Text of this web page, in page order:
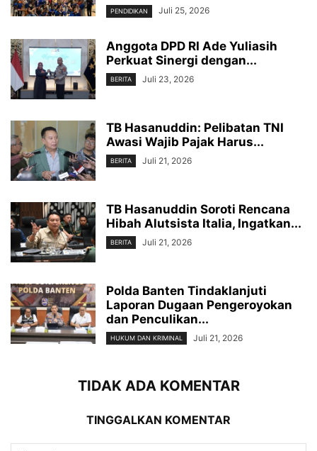
PENDIDIKAN Juli 25, 2026
Anggota DPD RI Ade Yuliasih
Perkuat Sinergi dengan...
BERITA Juli 23, 2026
TB Hasanuddin: Pelibatan TNI
Awasi Wajib Pajak Harus...
BERITA Juli 21, 2026
TB Hasanuddin Soroti Rencana
Hibah Alutsista Italia, Ingatkan...
BERITA Juli 21, 2026
Polda Banten Tindaklanjuti
Laporan Dugaan Pengeroyokan
dan Penculikan...
HUKUM DAN KRIMINAL Juli 21, 2026
TIDAK ADA KOMENTAR
TINGGALKAN KOMENTAR